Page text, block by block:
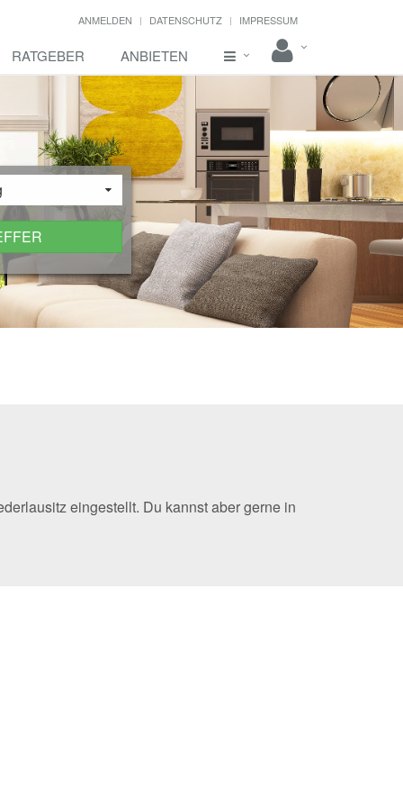
ANMELDEN DATENSCHUTZ IMPRESSUM
RATGEBER ANBIETEN
eingestellt. Du kannst aber gerne in